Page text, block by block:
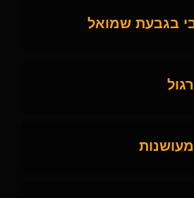
בגבעת שמואל